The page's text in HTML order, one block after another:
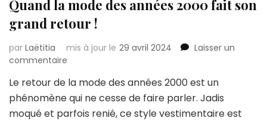
Quand la mode des années 2000 fait son
grand retour !
par Laëtitia mis à jour le 29 avril 2024
Laisser un
commentaire
la
mode
des
Le retour de la mode des années 2000 est un
phénomène qui ne cesse de faire parler. Jadis
moqué et parfois renié, ce style vestimentaire est